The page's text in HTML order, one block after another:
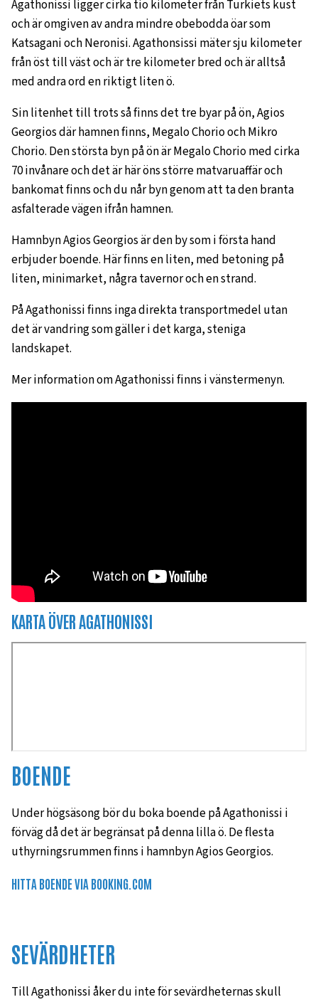
Agathonissi ligger cirka tio kilometer från Turkiets kust
och är omgiven av andra mindre obebodda öar som
Katsagani och Neronisi. Agathonsissi mäter sju kilometer
från öst till väst och är tre kilometer bred och är alltså
med andra ord en riktigt liten ö.
Sin litenhet till trots så finns det tre byar på ön, Agios
Georgios där hamnen finns, Megalo Chorio och Mikro
Chorio. Den största byn på ön är Megalo Chorio med cirka
70 invånare och det är här öns större matvaruaffär och
bankomat finns och du når byn genom att ta den branta
asfalterade vägen ifrån hamnen.
Hamnbyn Agios Georgios är den by som i första hand
erbjuder boende. Här finns en liten, med betoning på
liten, minimarket, några tavernor och en strand.
På Agathonissi finns inga direkta transportmedel utan
det är vandring som gäller i det karga, steniga
landskapet.
Mer information om Agathonissi finns i vänstermenyn.
KARTA ÖVER AGATHONISSI
BOENDE
Under högsäsong bör du boka boende på Agathonissi i
förväg då det är begränsat på denna lilla ö. De flesta
uthyrningsrummen finns i hamnbyn Agios Georgios.
HITTA BOENDE VIA BOOKING.COM
SEVÄRDHETER
Till Agathonissi åker du inte för sevärdheternas skull